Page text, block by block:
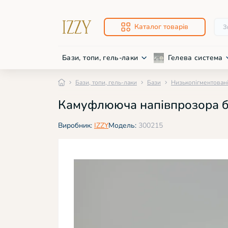
Каталог товарів
Бази, топи, гель-лаки Гелева система
Бази, топи, гель-лаки Бази
Камуфлююча напівпрозора
Виробник: IZZYМодель: 300215